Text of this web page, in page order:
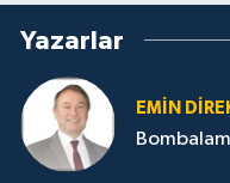
Yazarlar
EMIN